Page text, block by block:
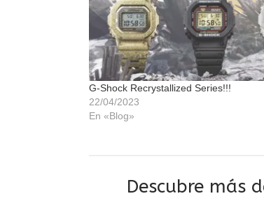
G-Shock Recrystallized Series!!!
22/04/2023
En «Blog»
Descubre más